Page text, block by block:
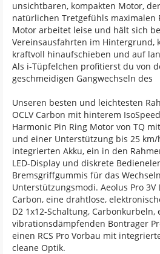
unsichtbaren, kompakten Motor,
natürlichen Tretgefühls maximalen
Motor arbeitet leise und hält sich
Vereinsausfahrten im Hintergrund,
kraftvoll hinaufschieben und auf
Als i-Tüpfelchen profitierst du von
geschmeidigen Gangwechseln des
Unseren besten und leichtesten
OCLV Carbon mit hinterem
Harmonic Pin Ring Motor von TQ
und einer Unterstützung bis 25 km/
integrierten Akku, ein in den
LED-Display und diskrete
Bremsgriffgummis für das
Unterstützungsmodi. Aeolus Pro 3V
Carbon, eine drahtlose, elektronische
D2 1x12-Schaltung, Carbonkurbeln,
vibrationsdämpfenden Bontrager
einen RCS Pro Vorbau mit
cleane Optik.